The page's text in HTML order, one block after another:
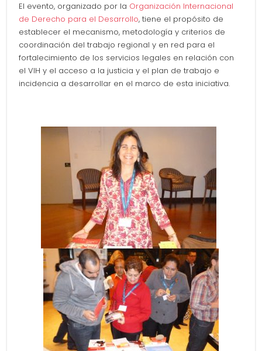
El evento, organizado por la Organización Internacional
de Derecho para el Desarrollo, tiene el propósito de
establecer el mecanismo, metodología y criterios de
coordinación del trabajo regional y en red para el
fortalecimiento de los servicios legales en relación con
el VIH y el acceso a la justicia y el plan de trabajo e
incidencia a desarrollar en el marco de esta iniciativa.